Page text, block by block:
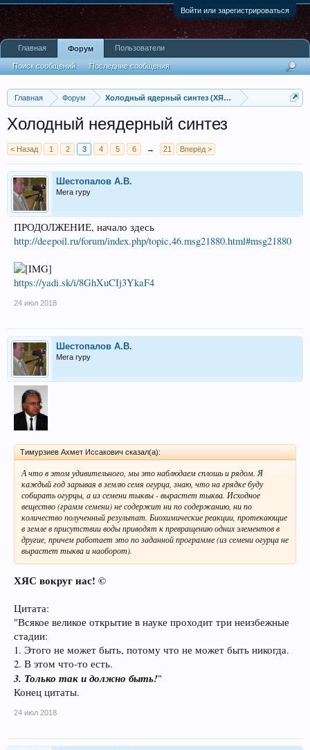
Войти или зарегистрироваться
Главная Форум Холодный ядерный синтез (ХЯС), LENR - low energy
Холодный неядерный синтез
< Назад 1 2 3 4 5 6 → 21 Вперёд >
Шестопалов А.В.
Мега гуру
ПРОДОЛЖЕНИЕ, начало здесь
http://deepoil.ru/forum/index.php/topic,46.msg21880.html#msg21880
https://yadi.sk/i/8GhXuCIj3YkaF4
24 июл 2018
Шестопалов А.В.
Мега гуру
Тимурзиев Ахмет Иссакович сказал(а):
А что в этом удивительного, мы это наблюдаем сплошь и рядом. Я
каждый год зарывая в землю семя огурца, знаю, что на грядке буду
собирать огурцы, а из семени тыквы - вырастет тыква. Исходное
вещество (грамм семени) не содержит ни по содержанию, ни по
количество полученный результат. Биохимические реакции, протекающие
в земле в присутствии воды приводят к превращению одних элементов в
другие, причем работает это по заданной программе (из семени огурца не
вырастет тыква и наоборот).
ХЯС вокруг нас! ©
Цитата:
"Всякое великое открытие в науке проходит три неизбежные
стадии:
1. Этого не может быть, потому что не может быть никогда.
2. В этом что-то есть.
3. Только так и должно быть!"
Конец цитаты.
24 июл 2018
Главная Форум
Поиск сообщений Последние сообщения
Пользователи